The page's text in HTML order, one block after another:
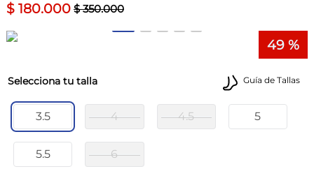
$ 180.000 $ 350.000
49 %
Guía de Tallas
talla
3.5 4 4.5 5
5.5 6